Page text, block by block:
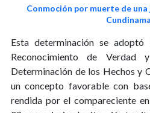
Conmoción por muerte de una
Esta determinación se
Reconocimiento de Verdad
Determinación de los Hechos y
un concepto favorable con
rendida por el compareciente